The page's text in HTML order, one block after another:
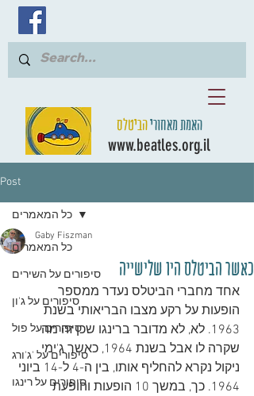
האמת מאחוריהביטלס
www.beatles.org.il
Post
כל המאמרים
סיפורים על השירים
סיפורים על ג'ון
סיפורים על פול
סיפורים על 'ג'ורג
סיפורים על רינגו
כל המאמרים
כאשר הביטלס היו שלישייה
Gaby Fiszman
אחד מחברי הביטלס נעדר ממספר
הופעות על רקע מצבו הבריאותי בשנת
1963. לא, לא מדובר ברינגו שכן זה מה
שקרה לו אבל בשנת 1964, כאשר ג'ימי
ניקול נקרא להחליף אותו, בין ה-4 ל-14 ביוני
1964. כך, במשך 10 הופעות והופעת